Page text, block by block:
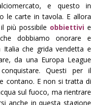
e questo in
le carte in tavola. E allora
più possibile obbiettivie
dobbiamo onorare e
che grida vendetta e
da una Europa League
Questi per il
contano. E non si tratta di
sul fuoco, ma rientrare
anche in questa stagione